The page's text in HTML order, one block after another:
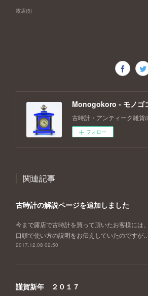
露店(5)
Monogokoro - モノゴ
古時計・アンティーク雑貨
フォロー
関連記事
古時計の解説ページを追加しました
今まで露店で古時計を買って頂いたお客様には、
口頭で使い方の説明をお伝えしていたのですが…
2017.12.08 02:50
謹賀新年 ２０１７